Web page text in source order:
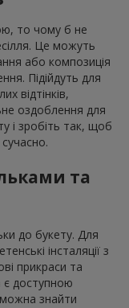
то чому б не
Це можуть
або композиція
Підійдуть для
відтінків,
оздоблення для
і зробіть так, щоб
та
до букету. Для
інсталяції з
прикраси та
є доступною
можна знайти